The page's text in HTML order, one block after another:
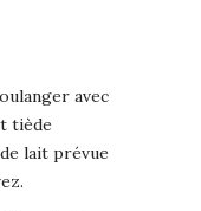
avec
tiède
lait prévue